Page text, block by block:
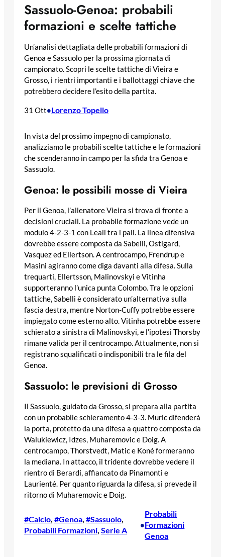
Sassuolo-Genoa: probabili
formazioni e scelte tattiche
Un’analisi dettagliata delle probabili formazioni di
Genoa e Sassuolo per la prossima giornata di
campionato. Scopri le scelte tattiche di Vieira e
Grosso, i rientri importanti e i ballottaggi chiave che
potrebbero decidere l’esito della partita.
31 Ott•Lorenzo Topello
In vista del prossimo impegno di campionato,
analizziamo le probabili scelte tattiche e le formazioni
che scenderanno in campo per la sfida tra Genoa e
Sassuolo.
Genoa: le possibili mosse di Vieira
Per il Genoa, l’allenatore Vieira si trova di fronte a
decisioni cruciali. La probabile formazione vede un
modulo 4-2-3-1 con Leali tra i pali. La linea difensiva
dovrebbe essere composta da Sabelli, Ostigard,
Vasquez ed Ellertson. A centrocampo, Frendrup e
Masini agiranno come diga davanti alla difesa. Sulla
trequarti, Ellertsson, Malinovskyi e Vitinha
supporteranno l’unica punta Colombo. Tra le opzioni
tattiche, Sabelli è considerato un’alternativa sulla
fascia destra, mentre Norton-Cuffy potrebbe essere
impiegato come esterno alto. Vitinha potrebbe essere
schierato a sinistra di Malinovskyi, e l’ipotesi Thorsby
rimane valida per il centrocampo. Attualmente, non si
registrano squalificati o indisponibili tra le fila del
Genoa.
Sassuolo: le previsioni di Grosso
Il Sassuolo, guidato da Grosso, si prepara alla partita
con un probabile schieramento 4-3-3. Muric difenderà
la porta, protetto da una difesa a quattro composta da
Walukiewicz, Idzes, Muharemovic e Doig. A
centrocampo, Thorstvedt, Matic e Koné formeranno
la mediana. In attacco, il tridente dovrebbe vedere il
rientro di Berardi, affiancato da Pinamonti e
Laurienté. Per quanto riguarda la difesa, si prevede il
ritorno di Muharemovic e Doig.
#Calcio #Genoa #Sassuolo
Probabili Formazioni Serie A
•
Probabili
Formazioni
Genoa